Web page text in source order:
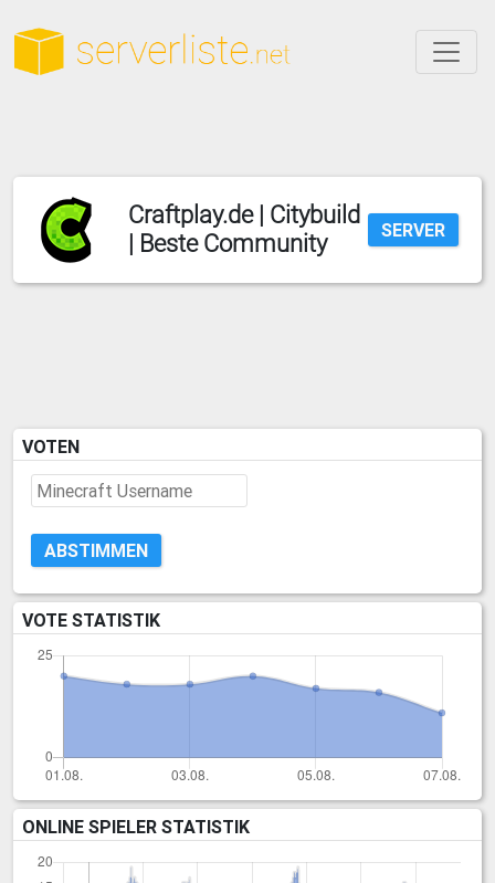
Craftplay.de | Citybuild
| Beste Community
SERVER
VOTEN
ABSTIMMEN
VOTE STATISTIK
ONLINE SPIELER STATISTIK